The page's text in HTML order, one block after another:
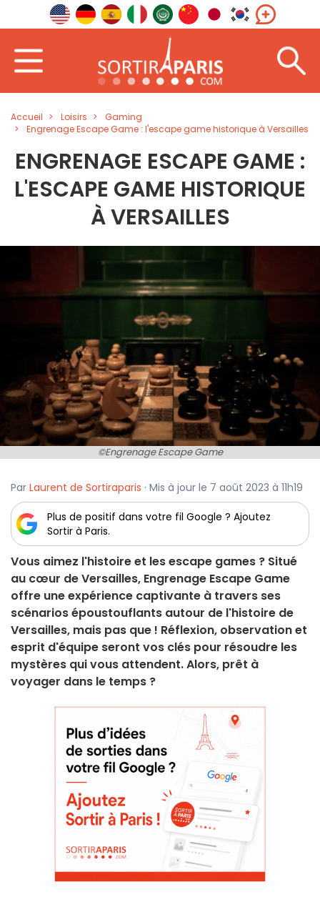
Accueil Loisirs
Gaming
Engrenage Escape Game : l'escape game historique à Versailles
ENGRENAGE ESCAPE GAME :
L'ESCAPE GAME HISTORIQUE
À VERSAILLES
©Engrenage Escape Game
Par Laurent de Sortiraparis · Mis à jour le 7 août 2023 à 11h19
Plus de positif dans votre fil Google ? Ajoutez
Sortir à Paris.
Vous aimez l'histoire et les escape games ? Situé
au cœur de Versailles, Engrenage Escape Game
offre une expérience captivante à travers ses
scénarios époustouflants autour de l'histoire de
Versailles, mais pas que ! Réflexion, observation et
esprit d'équipe seront vos clés pour résoudre les
mystères qui vous attendent. Alors, prêt à
voyager dans le temps ?